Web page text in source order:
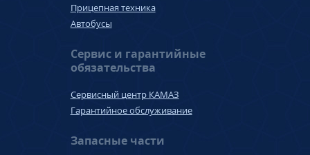
Прицепная техника
Автобусы
Сервис и гарантийные
обязательства
Сервисный центр КАМАЗ
Гарантийное обслуживание
Запасные части